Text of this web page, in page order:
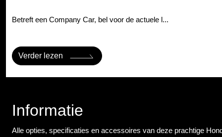
Betreft een Company Car, bel voor de actuele l...
Verder lezen
Informatie
Alle opties, specificaties en accessoires van deze prachtige